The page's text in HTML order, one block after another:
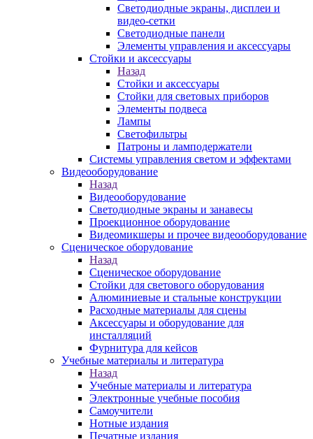
Светодиодные экраны, дисплеи и
видео-сетки
Светодиодные панели
Элементы управления и аксессуары
Стойки и аксессуары
Назад
Стойки и аксессуары
Стойки для световых приборов
Элементы подвеса
Лампы
Светофильтры
Патроны и ламподержатели
Системы управления светом и эффектами
Видеооборудование
Назад
Видеооборудование
Светодиодные экраны и занавесы
Проекционное оборудование
Видеомикшеры и прочее видеооборудование
Сценическое оборудование
Назад
Сценическое оборудование
Стойки для светового оборудования
Алюминиевые и стальные конструкции
Расходные материалы для сцены
Аксессуары и оборудование для
инсталляций
Фурнитура для кейсов
Учебные материалы и литература
Назад
Учебные материалы и литература
Электронные учебные пособия
Самоучители
Нотные издания
Печатные издания